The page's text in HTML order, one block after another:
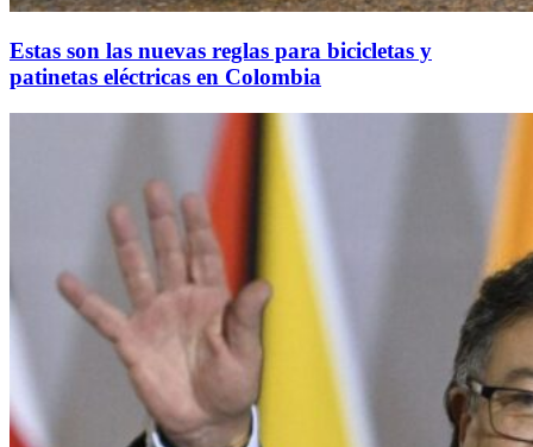
Estas son las nuevas reglas para bicicletas y
patinetas eléctricas en Colombia